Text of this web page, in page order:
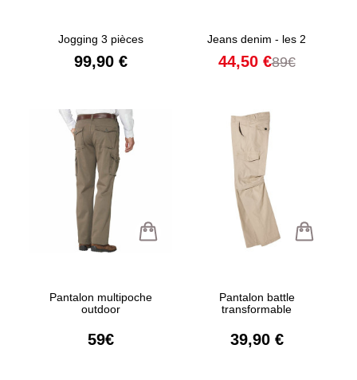
Jogging 3 pièces
99,90 €
Jeans denim - les 2
44,50 €89€
Pantalon multipoche
outdoor
59€
Pantalon battle
transformable
39,90 €